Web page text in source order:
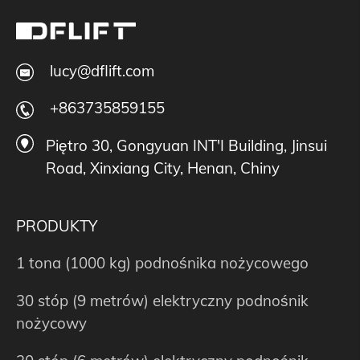
lucy@dflift.com
+863735859155
Piętro 30, Gongyuan INT'I Building, Jinsui
Road, Xinxiang City, Henan, Chiny
PRODUKTY
1 tona (1000 kg) podnośnika nożycowego
30 stóp (9 metrów) elektryczny podnośnik
nożycowy